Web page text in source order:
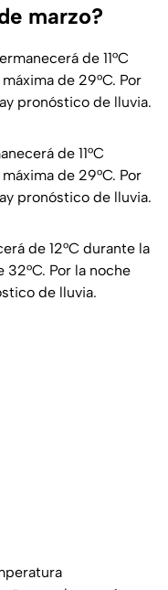
marzo?
de 11°C
de 29°C. Por
pronóstico de lluvia.
de 11°C
de 29°C. Por
pronóstico de lluvia.
de 12°C durante la
32°C. Por la noche
de lluvia.